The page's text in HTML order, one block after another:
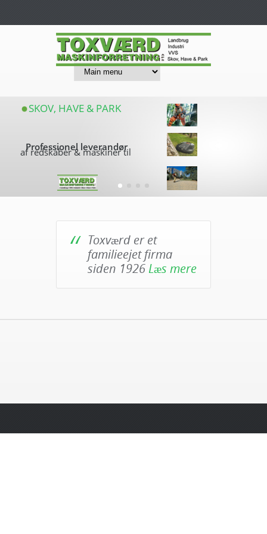
SKOV, HAVE & PARK
Professionel leverandør
af redskaber & maskiner til
Toxværd er et
familieejet firma
siden 1926 Læs mere